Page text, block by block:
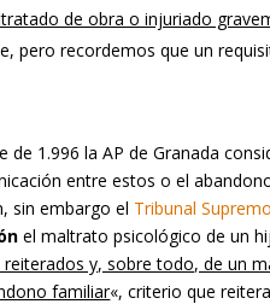
de obra o injuriado
pero recordemos que un
de 1.996 la AP de Granada
entre estos o el
sin embargo el Tribunal
el maltrato psicológico de un
y, sobre todo, de un
familiar«, criterio que